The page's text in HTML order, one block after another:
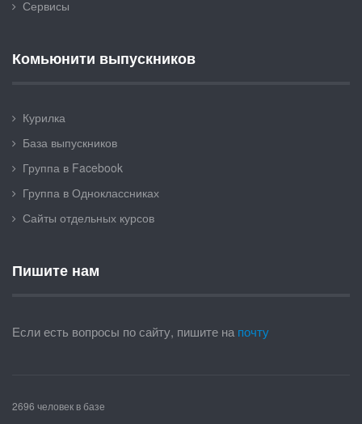
Сервисы
Комьюнити выпускников
Курилка
База выпускников
Группа в Facebook
Группа в Одноклассниках
Сайты отдельных курсов
Пишите нам
Если есть вопросы по сайту, пишите на почту
2696 человек в базе